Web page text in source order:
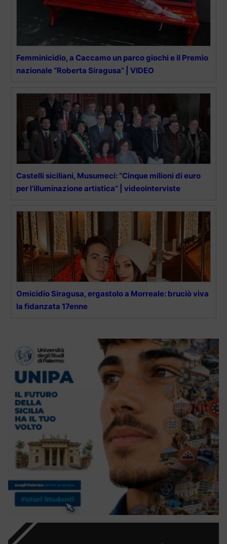
Femminicidio, a Caccamo un parco giochi e il Premio
nazionale “Roberta Siragusa” | VIDEO
Castelli siciliani, Musumeci: “Cinque milioni di euro
per l’illuminazione artistica” | videointerviste
Omicidio Siragusa, ergastolo a Morreale: bruciò viva
la fidanzata 17enne